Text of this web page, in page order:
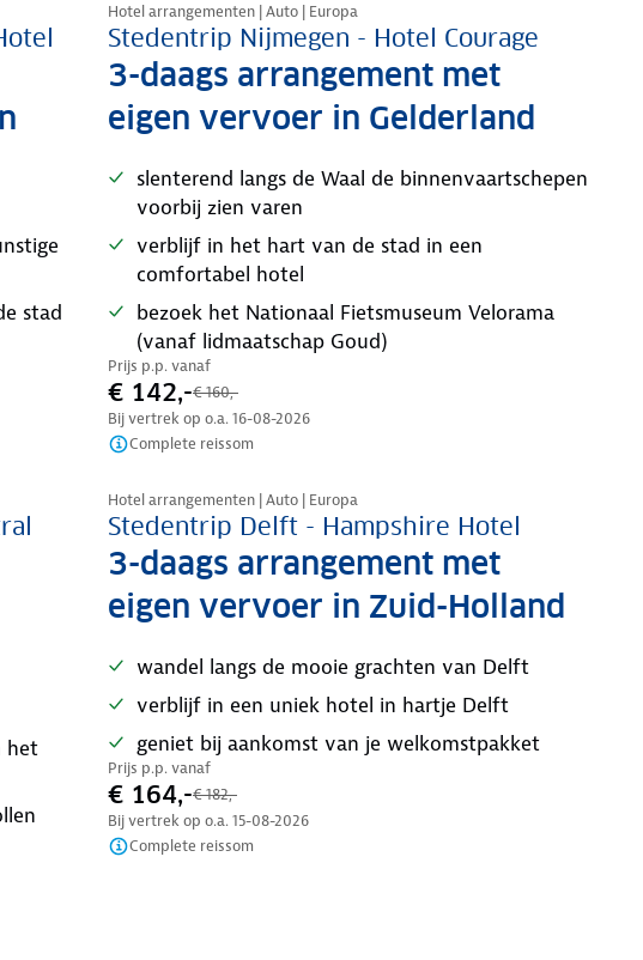
stad
Hotel arrangementen | Auto | Europa
Stedentrip Nijmegen - Hotel Courage
3-daags arrangement met
eigen vervoer in Gelderland
slenterend langs de Waal de binnenvaartschepen
voorbij zien varen
verblijf in het hart van de stad in een
comfortabel hotel
bezoek het Nationaal Fietsmuseum Velorama
(vanaf lidmaatschap Goud)
Prijs p.p. vanaf
€ 142,-€ 160,-
Bij vertrek op o.a. 16-08-2026
Complete reissom
het
Hotel arrangementen | Auto | Europa
Stedentrip Delft - Hampshire Hotel
3-daags arrangement met
eigen vervoer in Zuid-Holland
wandel langs de mooie grachten van Delft
verblijf in een uniek hotel in hartje Delft
geniet bij aankomst van je welkomstpakket
Prijs p.p. vanaf
€ 164,-€ 182,-
Bij vertrek op o.a. 15-08-2026
Complete reissom